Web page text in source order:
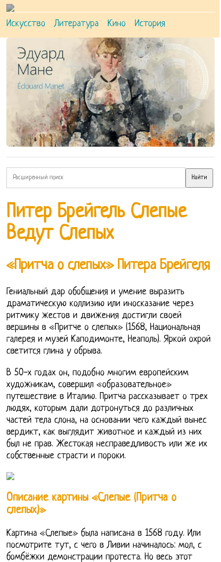
Искусство Литература Кино История
Питер Брейгель Слепые
Ведут Слепых
«Притча о слепых» Питера Брейгеля
Гениальный дар обобщения и умение выразить
драматическую коллизию или иносказание через
ритмику жестов и движения достигли своей
вершины в «Притче о слепых» (1568, Национальная
галерея и музей Каподимонте, Неаполь). Яркой охрой
светится глина у обрыва.
В 50-х годах он, подобно многим европейским
художникам, совершил «образовательное»
путешествие в Италию. Притча рассказывает о трех
людях, которым дали дотронуться до различных
частей тела слона, на основании чего каждый вынес
вердикт, как выглядит животное и каждый из них
был не прав. Жестокая несправедливость или же их
собственные страсти и пороки.
Описание картины «Слепые (Притча о
слепых)»
Картина «Слепые» была написана в 1568 году. Или
посмотрите тут, с чего в Ливии начиналось: мол, с
бомбёжки демонстрации протеста. Но весь этот